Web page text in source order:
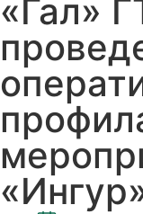
«Гал»